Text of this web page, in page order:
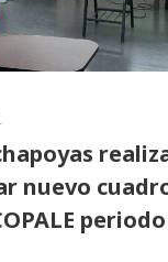
nuevo
periodo